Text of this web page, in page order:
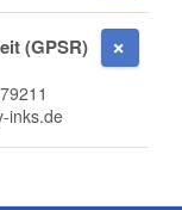
(GPSR)
inks.de